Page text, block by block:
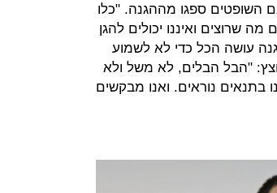
השופטים ספגו מההגנה. "כלו
שרוצים ואיננו יכולים להגן
עושה הכל כדי לא לשמוע
"הבל הבלים, לא משל ולא
בתנאים נוראים. ואנו מבקשים